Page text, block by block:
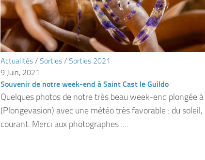
Actualités / Sorties / Sorties 2021
9 Juin, 2021
Souvenir de notre week-end à Saint Cast le Guildo
Quelques photos de notre très beau week-end plongée
(Plongevasion) avec une météo très favorable : du
courant. Merci aux photographes :...